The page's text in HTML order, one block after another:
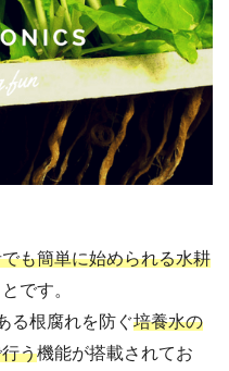
も簡単に始められる水耕
です。
る根腐れを防ぐ培養水の
う機能が搭載されてお